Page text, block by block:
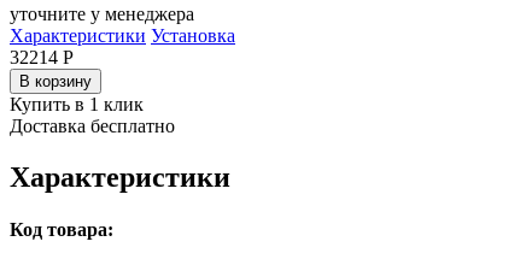
уточните у менеджера
Характеристики Установка
32214 Р
В корзину
Купить в 1 клик
Доставка бесплатно
Характеристики
Код товара: